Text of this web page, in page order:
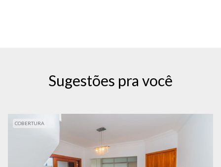
Sugestões pra você
COBERTURA